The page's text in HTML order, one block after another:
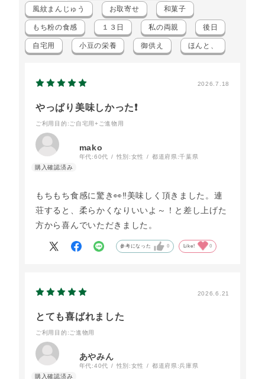
風紋まんじゅう お取寄せ 和菓子
もち粉の食感 １３日 私の両親 後日
自宅用 小豆の栄養 御供え ほんと、
2026.7.18
やっぱり美味しかった❗
ご利用目的 :ご自宅用+ご進物用
mako
年代:60代 性別:女性 都道府県:千葉県
もちもち食感に驚き👀‼️美味しく頂きました。連
荘すると、柔らかくなりいいよ～！と差し上げた
方から喜んでいただきました。
参考になった 0 Like! 0
2026.6.21
とても喜ばれました
ご利用目的 :ご進物用
あやみん
年代:40代 性別:女性 都道府県:兵庫県